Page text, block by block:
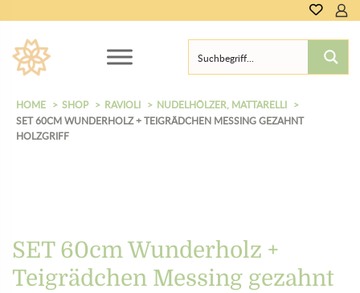
HOME SHOP RAVIOLI
NUDELHÖLZER, MATTARELLI
SET 60CM WUNDERHOLZ + TEIGRÄDCHEN MESSING GEZAHNT
HOLZGRIFF
SET 60cm Wunderholz +
Teigrädchen Messing gezahnt